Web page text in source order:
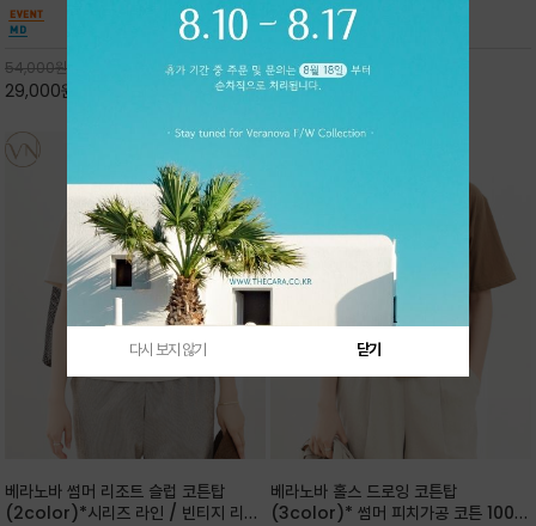
안함을 동시에 느낄수 있으며 차분하고 필요한
컬러웨이로 단독 또는 린넨 자켓/ 여름점퍼 안에
코디하기 만능템 입니다^^
54,000원
29,000원
핏 강연티셔츠
한 착용감을 선사하며, 자연스럽게 떨어지는 실루
엣이 편안하며 ★도회적인 무드로 루즈하게 단독
65,000원
30,000
베라노바 썸머 리조트 슬럽 코튼탑
(2color)*시리즈 라인 / 빈티지 리조
베라노바 홀스 드로잉 코튼탑
(3color)* 썸머 피치가공 코튼 100프
다시 보지 않기 닫기